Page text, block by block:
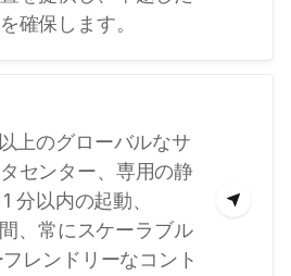
確保します。
上のグローバルなサ
センター、専用の静
分以内の起動、
、常にスケーラブル
レンドリーなコント